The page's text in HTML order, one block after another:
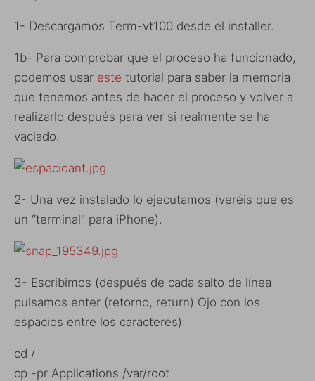
1- Descargamos Term-vt100 desde el installer.
1b- Para comprobar que el proceso ha funcionado,
podemos usar este tutorial para saber la memoria
que tenemos antes de hacer el proceso y volver a
realizarlo después para ver si realmente se ha
vaciado.
2- Una vez instalado lo ejecutamos (veréis que es
un “terminal” para iPhone).
3- Escribimos (después de cada salto de línea
pulsamos enter (retorno, return) Ojo con los
espacios entre los caracteres):
cd /
cp -pr Applications /var/root